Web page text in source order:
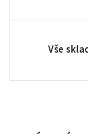
Vše